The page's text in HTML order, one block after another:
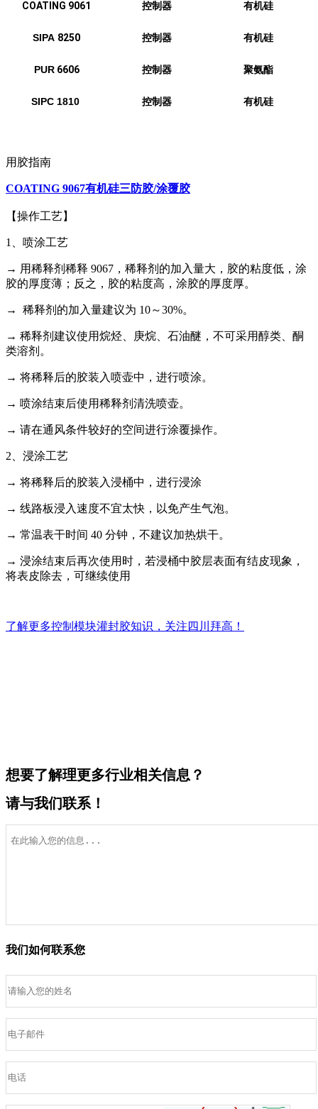
COATING 9061 控制器 有机硅
SIPA 8250 控制器 有机硅
PUR6606 控制器 聚氨酯
SIPC 1810 控制器 有机硅
用胶指南
COATING 9067有机硅三防胶/涂覆胶
【操作工艺】
1、喷涂工艺
→ 用稀释剂稀释 9067，稀释剂的加入量大，胶的粘度低，涂
胶的厚度薄；反之，胶的粘度高，涂胶的厚度厚。
→ 稀释剂的加入量建议为 10～30%。
→ 稀释剂建议使用烷烃、庚烷、石油醚，不可采用醇类、酮
类溶剂。
→ 将稀释后的胶装入喷壶中，进行喷涂。
→ 喷涂结束后使用稀释剂清洗喷壶。
→ 请在通风条件较好的空间进行涂覆操作。
2、浸涂工艺
→ 将稀释后的胶装入浸桶中，进行浸涂
→ 线路板浸入速度不宜太快，以免产生气泡。
→ 常温表干时间 40 分钟，不建议加热烘干。
→ 浸涂结束后再次使用时，若浸桶中胶层表面有结皮现象，
将表皮除去，可继续使用
了解更多控制模块灌封胶知识，关注四川拜高！
想要了解理更多行业相关信息？
请与我们联系！
我们如何联系您